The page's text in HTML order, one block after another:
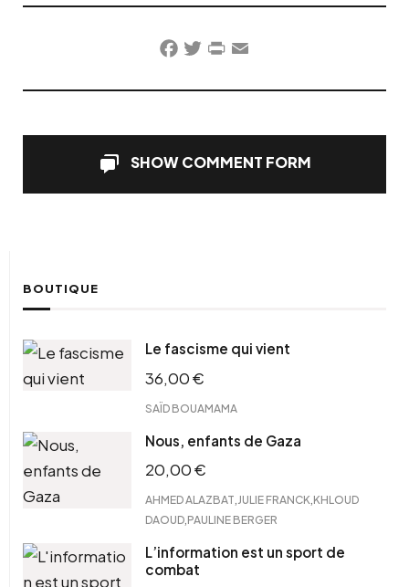
Facebook
TwitterPrintFriendly
Email
SHOW COMMENT FORM
BOUTIQUE
Le fascisme qui vient
36,00€
SAÏD BOUAMAMA
Nous, enfants de Gaza
20,00€
AHMED ALAZBAT,JULIE FRANCK,KHLOUD
DAOUD,PAULINE BERGER
L’information est un sport de
combat